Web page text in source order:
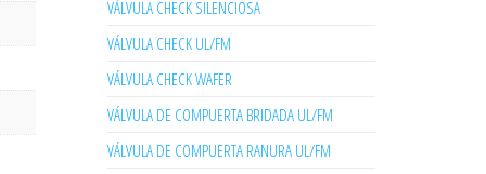
VÁLVULA CHECK SILENCIOSA
VÁLVULA CHECK UL/FM
VÁLVULA CHECK WAFER
VÁLVULA DE COMPUERTA BRIDADA UL/FM
VÁLVULA DE COMPUERTA RANURA UL/FM